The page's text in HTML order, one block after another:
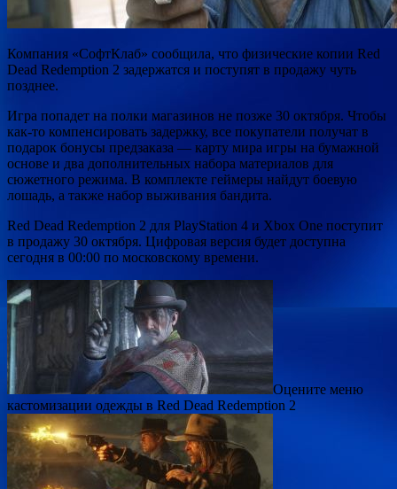
Компания «СофтКлаб» сообщила, что физические копии Red
Dead Redemption 2 задержатся и поступят в продажу чуть
позднее.
Игра попадет на полки магазинов не позже 30 октября. Чтобы
как-то компенсировать задержку, все покупатели получат в
подарок бонусы предзаказа — карту мира игры на бумажной
основе и два дополнительных набора материалов для
сюжетного режима. В комплекте геймеры найдут боевую
лошадь, а также набор выживания бандита.
Red Dead Redemption 2 для PlayStation 4 и Xbox One поступит
в продажу 30 октября. Цифровая версия будет доступна
сегодня в 00:00 по московскому времени.
Оцените меню
кастомизации одежды в Red Dead Redemption 2